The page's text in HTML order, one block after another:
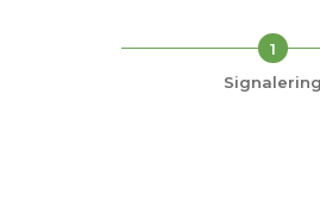
1
Signalering